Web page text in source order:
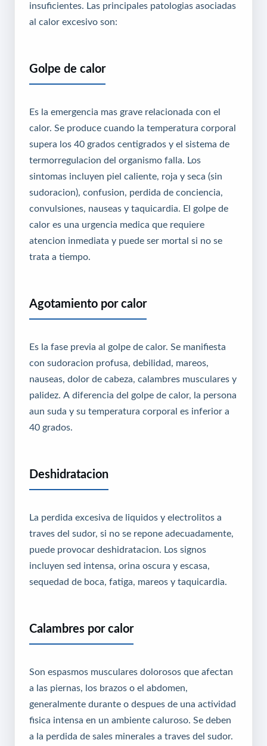
insuficientes. Las principales patologias asociadas
al calor excesivo son:
Golpe de calor
Es la emergencia mas grave relacionada con el
calor. Se produce cuando la temperatura corporal
supera los 40 grados centigrados y el sistema de
termorregulacion del organismo falla. Los
sintomas incluyen piel caliente, roja y seca (sin
sudoracion), confusion, perdida de conciencia,
convulsiones, nauseas y taquicardia. El golpe de
calor es una urgencia medica que requiere
atencion inmediata y puede ser mortal si no se
trata a tiempo.
Agotamiento por calor
Es la fase previa al golpe de calor. Se manifiesta
con sudoracion profusa, debilidad, mareos,
nauseas, dolor de cabeza, calambres musculares y
palidez. A diferencia del golpe de calor, la persona
aun suda y su temperatura corporal es inferior a
40 grados.
Deshidratacion
La perdida excesiva de liquidos y electrolitos a
traves del sudor, si no se repone adecuadamente,
puede provocar deshidratacion. Los signos
incluyen sed intensa, orina oscura y escasa,
sequedad de boca, fatiga, mareos y taquicardia.
Calambres por calor
Son espasmos musculares dolorosos que afectan
a las piernas, los brazos o el abdomen,
generalmente durante o despues de una actividad
fisica intensa en un ambiente caluroso. Se deben
a la perdida de sales minerales a traves del sudor.